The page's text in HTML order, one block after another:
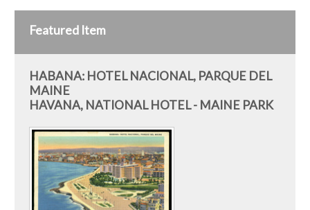
Featured Item
HABANA: HOTEL NACIONAL, PARQUE DEL
MAINE
HAVANA, NATIONAL HOTEL - MAINE PARK